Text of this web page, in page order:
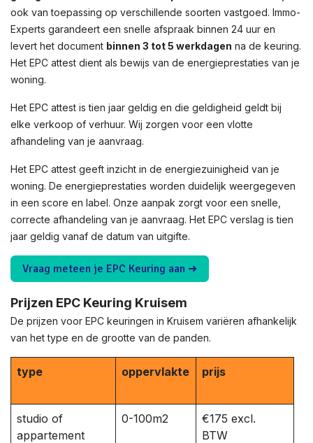
ook van toepassing op verschillende soorten vastgoed. Immo-
Experts garandeert een snelle afspraak binnen 24 uur en
levert het document binnen 3 tot 5 werkdagen na de keuring.
Het EPC attest dient als bewijs van de energieprestaties van je
woning.
Het EPC attest is tien jaar geldig en die geldigheid geldt bij
elke verkoop of verhuur. Wij zorgen voor een vlotte
afhandeling van je aanvraag.
Het EPC attest geeft inzicht in de energiezuinigheid van je
woning. De energieprestaties worden duidelijk weergegeven
in een score en label. Onze aanpak zorgt voor een snelle,
correcte afhandeling van je aanvraag. Het EPC verslag is tien
jaar geldig vanaf de datum van uitgifte.
Vraag meteen je EPC Keuring aan ➜
Prijzen EPC Keuring Kruisem
De prijzen voor EPC keuringen in Kruisem variëren afhankelijk
van het type en de grootte van de panden.
type oppervlakte prijs
studio of
appartement
0-100m2
€175 excl.
BTW